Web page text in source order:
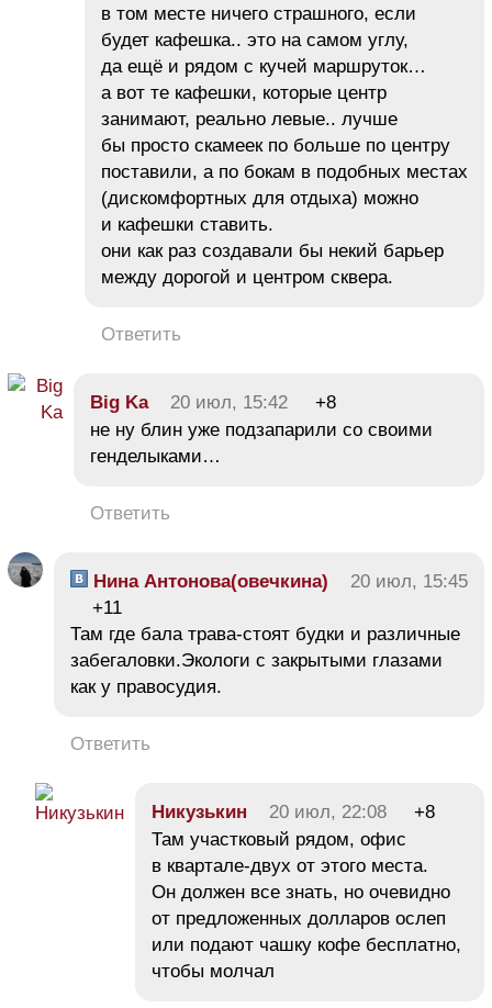
в том месте ничего страшного, если
будет кафешка.. это на самом углу,
да ещё и рядом с кучей маршруток…
а вот те кафешки, которые центр
занимают, реально левые.. лучше
бы просто скамеек по больше по центру
поставили, а по бокам в подобных местах
(дискомфортных для отдыха) можно
и кафешки ставить.
они как раз создавали бы некий барьер
между дорогой и центром сквера.
Ответить
Big Ka 20 июл, 15:42
+8
не ну блин уже подзапарили со своими
генделыками…
Ответить
Нина Антонова(овечкина)
20 июл, 15:45
+11
Там где бала трава-стоят будки и различные
забегаловки.Экологи с закрытыми глазами
как у правосудия.
Ответить
Никузькин 20 июл, 22:08
+8
Там участковый рядом, офис
в квартале-двух от этого места.
Он должен все знать, но очевидно
от предложенных долларов ослеп
или подают чашку кофе бесплатно,
чтобы молчал